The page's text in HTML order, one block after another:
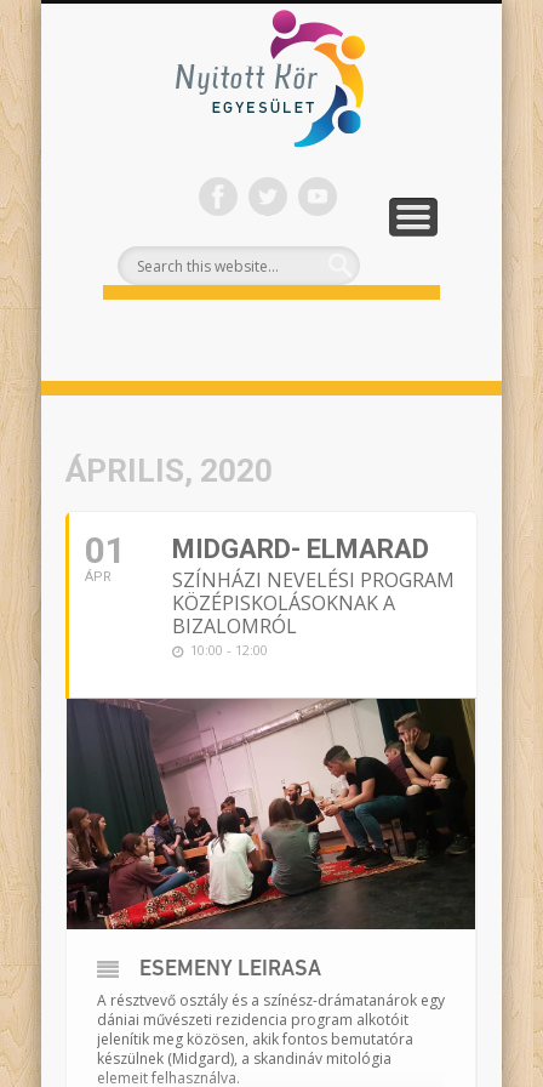
SZÍNHÁZI NEVELÉS
ONLINE PROGRAMJAINK
FELNŐTTEKNEK
PROJEKTEK
RÓLUNK
TÁMOGASS!
ÁPRILIS, 2020
01
ÁPR
MIDGARD- ELMARAD
SZÍNHÁZI NEVELÉSI PROGRAM
KÖZÉPISKOLÁSOKNAK A
BIZALOMRÓL
10:00 - 12:00
ESEMÉNY LEÍRÁSA
A résztvevő osztály és a színész-drámatanárok egy
dániai művészeti rezidencia program alkotóit
jelenítik meg közösen, akik fontos bemutatóra
készülnek (Midgard), a skandináv mitológia
elemeit felhasználva.